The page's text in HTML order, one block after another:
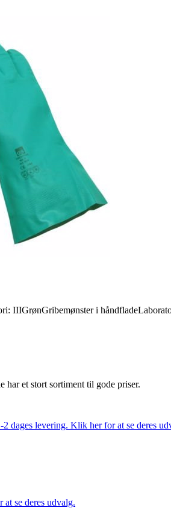
i
har et stort sortiment til gode priser.
dages levering. Klik her for at se deres
se deres udvalg.